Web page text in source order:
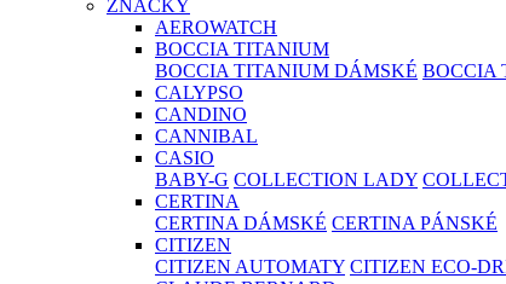
ZNAČKY
AEROWATCH
BOCCIA TITANIUM
BOCCIA TITANIUM DÁMSKÉ BOCCIA
CALYPSO
CANDINO
CANNIBAL
CASIO
BABY-G COLLECTION LADY
CERTINA
CERTINA DÁMSKÉ CERTINA PÁNSKÉ
CITIZEN
CITIZEN AUTOMATY CITIZEN ECO-